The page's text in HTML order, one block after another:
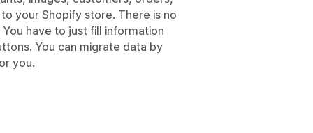
your Shopify store. There is no
have to just fill information
You can migrate data by
you.